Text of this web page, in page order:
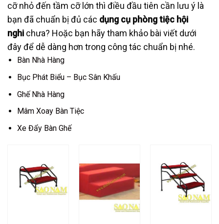
cỡ nhỏ đến tầm cỡ lớn thì điều đầu tiên cần lưu ý là
bạn đã chuẩn bị đủ các dụng cụ phòng tiệc hội
nghi chưa? Hoặc bạn hãy tham khảo bài viết dưới
đây để dễ dàng hơn trong công tác chuẩn bị nhé.
Bàn Nhà Hàng
Bục Phát Biểu – Bục Sân Khấu
Ghế Nhà Hàng
Mâm Xoay Bàn Tiệc
Xe Đẩy Bàn Ghế